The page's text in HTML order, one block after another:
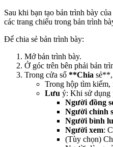
Sau khi bạn tạo bản trình bày
các trang chiếu trong bản trình
Để chia sẻ bản trình bày:
Mở bản trình bày.
Ở góc trên bên phải bản
Trong cửa sổ **Chia sẻ**,
Trong hộp tìm kiếm,
Lưu ý: Khi sử dụng
Người đồng
Người chỉnh
Người bình
Người xem:
(Tùy chọn)